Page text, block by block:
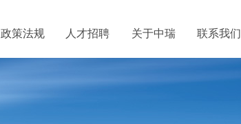
政策法规 人才招聘 关于中瑞 联系我们
政策法规